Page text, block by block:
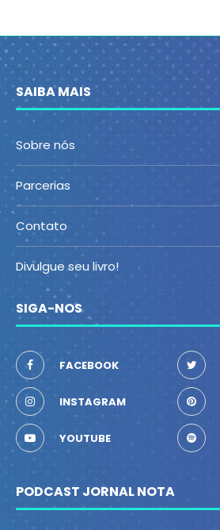
SAIBA MAIS
Sobre nós
Parcerias
Contato
Divulgue seu livro!
SIGA-NOS
FACEBOOK
INSTAGRAM
YOUTUBE
PODCAST JORNAL NOTA